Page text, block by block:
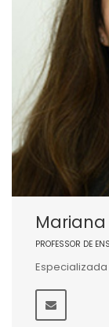
Mariana
PROFESSOR DE